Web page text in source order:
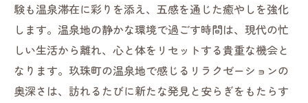
験も温泉滞在に彩りを添え、五感を通じた癒やしを強化
します。温泉地の静かな環境で過ごす時間は、現代の忙
しい生活から離れ、心と体をリセットする貴重な機会と
なります。玖珠町の温泉地で感じるリラクゼーションの
奥深さは、訪れるたびに新たな発見と安らぎをもたらす